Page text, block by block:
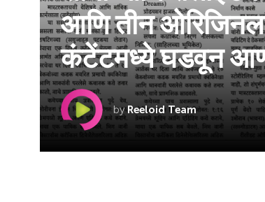
आणि तीन ओरिजिनल
कंटेंटमध्ये घडवून
byReeloid Team